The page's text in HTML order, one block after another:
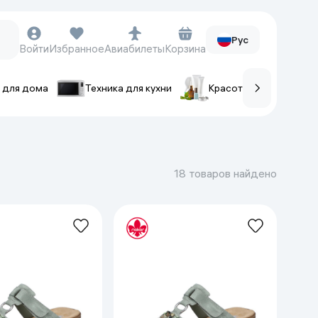
Ремешки для часов
Экшен-камеры
ВойтиИзбранноеАвиабилетыКорзина
Рус
для дома Техника для кухни Красота и уход
18 товаров найдено